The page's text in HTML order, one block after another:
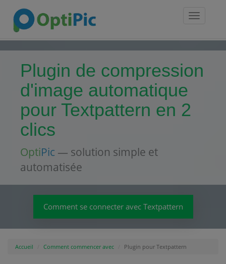
Toggle
Plugin de compression
d'image automatique
pour Textpattern en 2
clics
OptiPic — solution simple et
automatisée
Comment se connecter avec Textpattern
Accueil Comment commencer avec Plugin pour Textpattern